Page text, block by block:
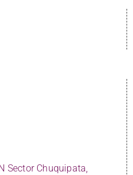
Sector Chuquipata,